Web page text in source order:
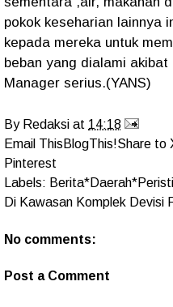
pokok keseharian lainnya
kepada mereka untuk
beban yang dialami
Manager serius.(YANS)
By Redaksi at 14:18
Email This BlogThis!Share to
Pinterest
Labels:
Di Kawasan Komplek Devisi
No comments:
Post a Comment